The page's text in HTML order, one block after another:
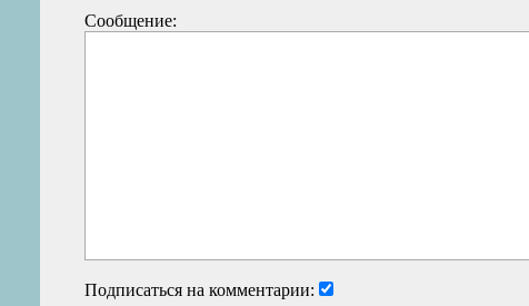
Сообщение:
Подписаться на комментарии: